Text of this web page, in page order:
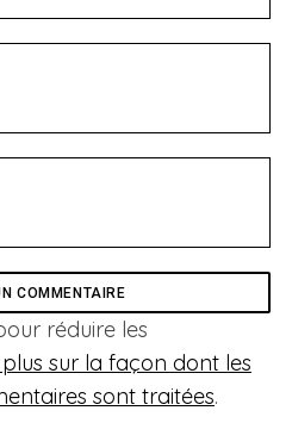
réduire les
sur la façon dont les
sont traitées.